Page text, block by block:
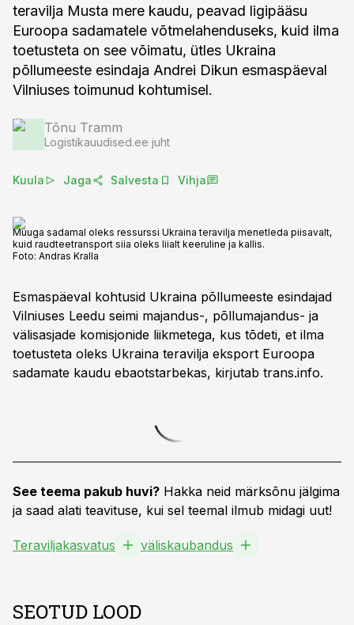
teravilja Musta mere kaudu, peavad ligipääsu
Euroopa sadamatele võtmelahenduseks, kuid ilma
toetusteta on see võimatu, ütles Ukraina
põllumeeste esindaja Andrei Dikun esmaspäeval
Vilniuses toimunud kohtumisel.
Tõnu Tramm
Logistikauudised.ee juht
Kuula Jaga Salvesta Vihja
Muuga sadamal oleks ressurssi Ukraina teravilja menetleda piisavalt,
kuid raudteetransport siia oleks liialt keeruline ja kallis.
Foto: Andras Kralla
Esmaspäeval kohtusid Ukraina põllumeeste esindajad
Vilniuses Leedu seimi majandus-, põllumajandus- ja
välisasjade komisjonide liikmetega, kus tõdeti, et ilma
toetusteta oleks Ukraina teravilja eksport Euroopa
sadamate kaudu ebaotstarbekas, kirjutab trans.info.
See teema pakub huvi? Hakka neid märksõnu jälgima
ja saad alati teavituse, kui sel teemal ilmub midagi uut!
Teraviljakasvatus väliskaubandus
SEOTUD LOOD